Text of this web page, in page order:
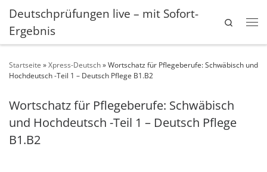
Zum Inhalt springen
Deutschprüfungen live – mit Sofort-
Ergebnis
Search
Startseite »Xpress-Deutsch»Wortschatz für Pflegeberufe: Schwäbisch und
Hochdeutsch -Teil 1 – Deutsch Pflege B1.B2
Wortschatz für Pflegeberufe: Schwäbisch
und Hochdeutsch -Teil 1 – Deutsch Pflege
B1.B2